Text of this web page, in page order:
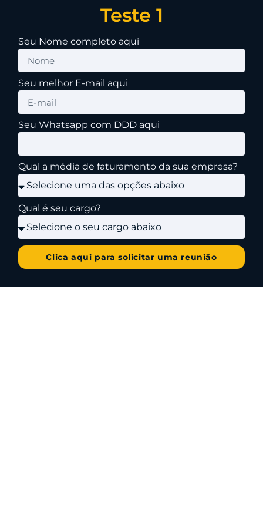
Teste 1
Seu Nome completo aqui
Seu melhor E-mail aqui
Seu Whatsapp com DDD aqui
Qual a média de faturamento da sua empresa?
Qual é seu cargo?
Clica aqui para solicitar uma reunião